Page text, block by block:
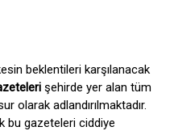
beklentileri karşılanacak
şehirde yer alan tüm
olarak adlandırılmaktadır.
bu gazeteleri ciddiye